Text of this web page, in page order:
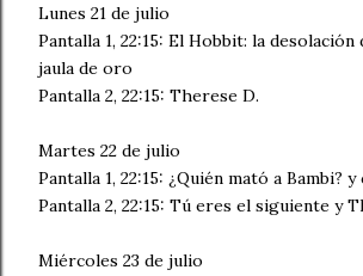
Lunes 21 de julio
Pantalla 1, 22:15: El Hobbit: la desolación
jaula de oro
Pantalla 2, 22:15: Therese D.
Martes 22 de julio
Pantalla 1, 22:15: ¿Quién mató a Bambi?
Pantalla 2, 22:15: Tú eres el siguiente y
Miércoles 23 de julio